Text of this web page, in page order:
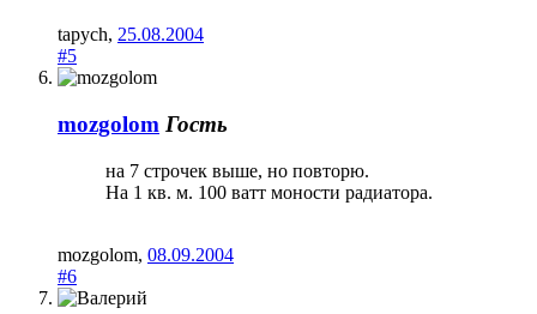
tapych, 25.08.2004
#5
mozgolom Гость
на 7 строчек выше, но повторю.
На 1 кв. м. 100 ватт моности радиатора.
mozgolom, 08.09.2004
#6